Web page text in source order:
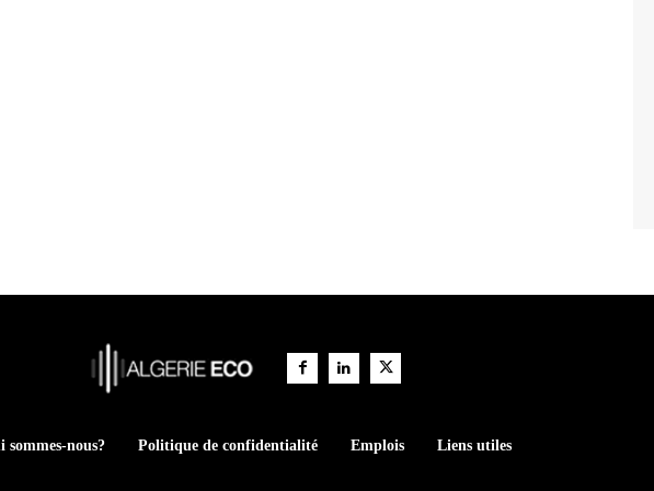
sommes-nous? Politique de confidentialité Emplois Liens utiles